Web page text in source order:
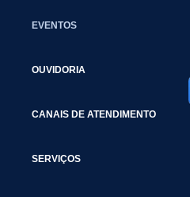
EVENTOS
OUVIDORIA
CANAIS DE ATENDIMENTO
SERVIÇOS